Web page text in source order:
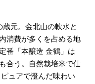
蔵元。金北山の軟水と
消費が多くを占める地
番「本醸造 金鶴」は
合う。自然栽培米で仕
ュアで澄んだ味わい